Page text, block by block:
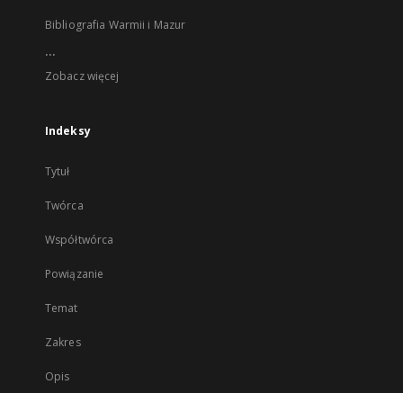
Bibliografia Warmii i Mazur
...
Zobacz więcej
Indeksy
Tytuł
Twórca
Współtwórca
Powiązanie
Temat
Zakres
Opis